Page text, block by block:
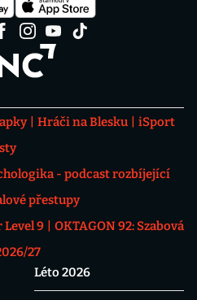
Hráči na Blesku
iSport
- podcast rozbíjející
přestupy
9
OKTAGON 92: Szabová
27
Léto 2026